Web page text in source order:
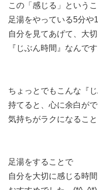
この「感じる」という
足湯をやっている5分や
自分を見てあげて、大
『じぶん時間』なんです
ちょっとでもこんな『
持てると、心に余白が
気持ちがラクになるこ
足湯をすることで
自分を大切に感じる時